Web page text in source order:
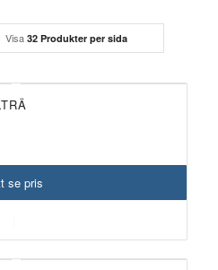
Visa 32 Produkter per sida
se pris